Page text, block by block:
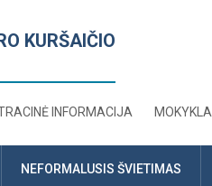
KURŠAIČIO
INFORMACIJA MOKYKLA
NEFORMALUSIS ŠVIETIMAS